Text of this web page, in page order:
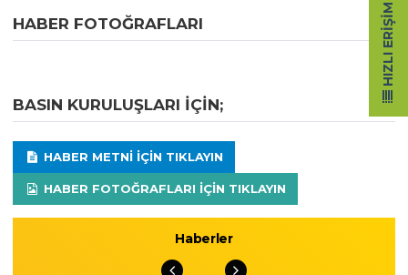
HABER FOTOĞRAFLARI
BASIN KURULUŞLARI IÇIN;
HABER METNI IÇIN TIKLAYIN
HABER FOTOĞRAFLARI IÇIN TIKLAYIN
Haberler
HIZLI ERIŞIM